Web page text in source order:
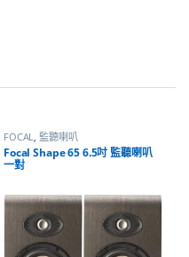
FOCAL, 監聽喇叭
Focal Shape 65 6.5吋 監聽喇叭
一對